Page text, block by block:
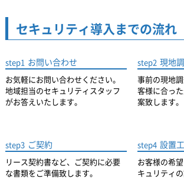
セキュリティ導入までの流れ
step1 お問い合わせ
お気軽にお問い合わせください。
地域担当のセキュリティスタッフ
がお答えいたします。
step2 現地
事前の現地
客様に合っ
案致します。
step3 ご契約
リース契約書など、ご契約に必要
な書類をご準備致します。
step4 設置
お客様の希
キュリティ